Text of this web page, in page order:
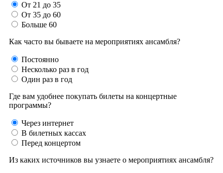
От 21 до 35
От 35 до 60
Больше 60
Как часто вы бываете на мероприятиях ансамбля?
Постоянно
Несколько раз в год
Один раз в год
Где вам удобнее покупать билеты на концертные
программы?
Через интернет
В билетных кассах
Перед концертом
Из каких источников вы узнаете о мероприятиях ансамбля?